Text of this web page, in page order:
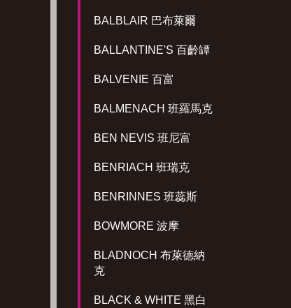
BALBLAIR 巴布萊爾
BALLANTINE'S 百齡罈
BALVENIE 百富
BALMENACH 班羅馬克
BEN NEVIS 班尼富
BENRIACH 班瑞克
BENRINNES 班蕊斯
BOWMORE 波摩
BLADNOCH 布萊德納
克
BLACK & WHITE 黑白